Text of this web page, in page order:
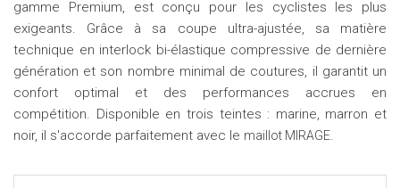
gamme Premium, est conçu pour les cyclistes les plus
exigeants. Grâce à sa coupe ultra-ajustée, sa matière
technique en interlock bi-élastique compressive de dernière
génération et son nombre minimal de coutures, il garantit un
confort optimal et des performances accrues en
compétition. Disponible en trois teintes : marine, marron et
noir, il s'accorde parfaitement avec le maillot MIRAGE.